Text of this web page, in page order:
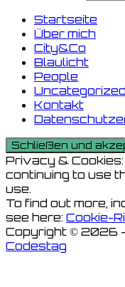
Startseite
Über mich
City&Co
Blaulicht
People
Uncategorized
Kontakt
Privacy &
continuing to use
use.
To find out more,
see here: Cookie-
Copyright © 2026
Codestag